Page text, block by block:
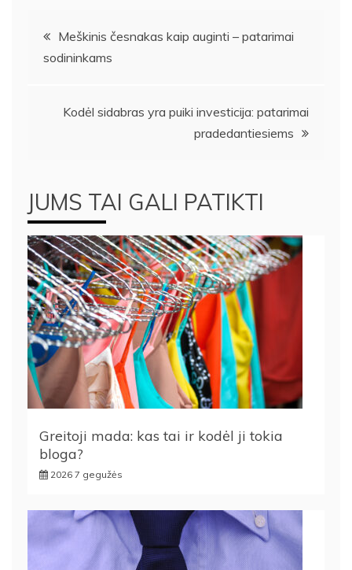
Navigacija
tarp
įrašų
Meškinis česnakas kaip auginti – patarimai
sodininkams
Kodėl sidabras yra puiki investicija: patarimai
pradedantiesiems
JUMS TAI GALI PATIKTI
Greitoji mada: kas tai ir kodėl ji tokia
bloga?
2026 7 gegužės